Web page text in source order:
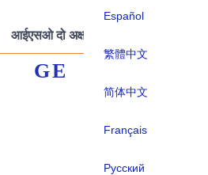
Español
繁體中文
简体中文
Français
Русский
आईएसओ दो अक्षर
GE
औपचारिक नाम: